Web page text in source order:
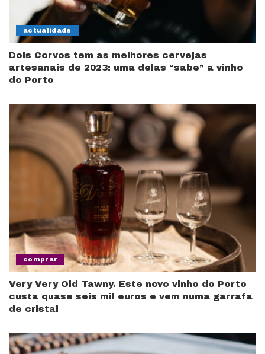
actualidade
Dois Corvos tem as melhores cervejas
artesanais de 2023: uma delas “sabe” a vinho
do Porto
comprar
Very Very Old Tawny. Este novo vinho do Porto
custa quase seis mil euros e vem numa garrafa
de cristal